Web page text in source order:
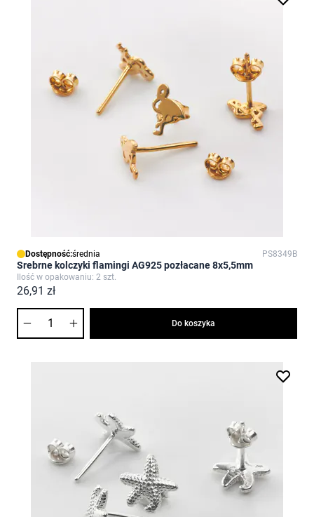
Dostępność:średnia PS8349B
Srebrne kolczyki flamingi AG925 pozłacane 8x5,5mm
Ilość w opakowaniu: 2 szt.
26,91 zł
Do koszyka